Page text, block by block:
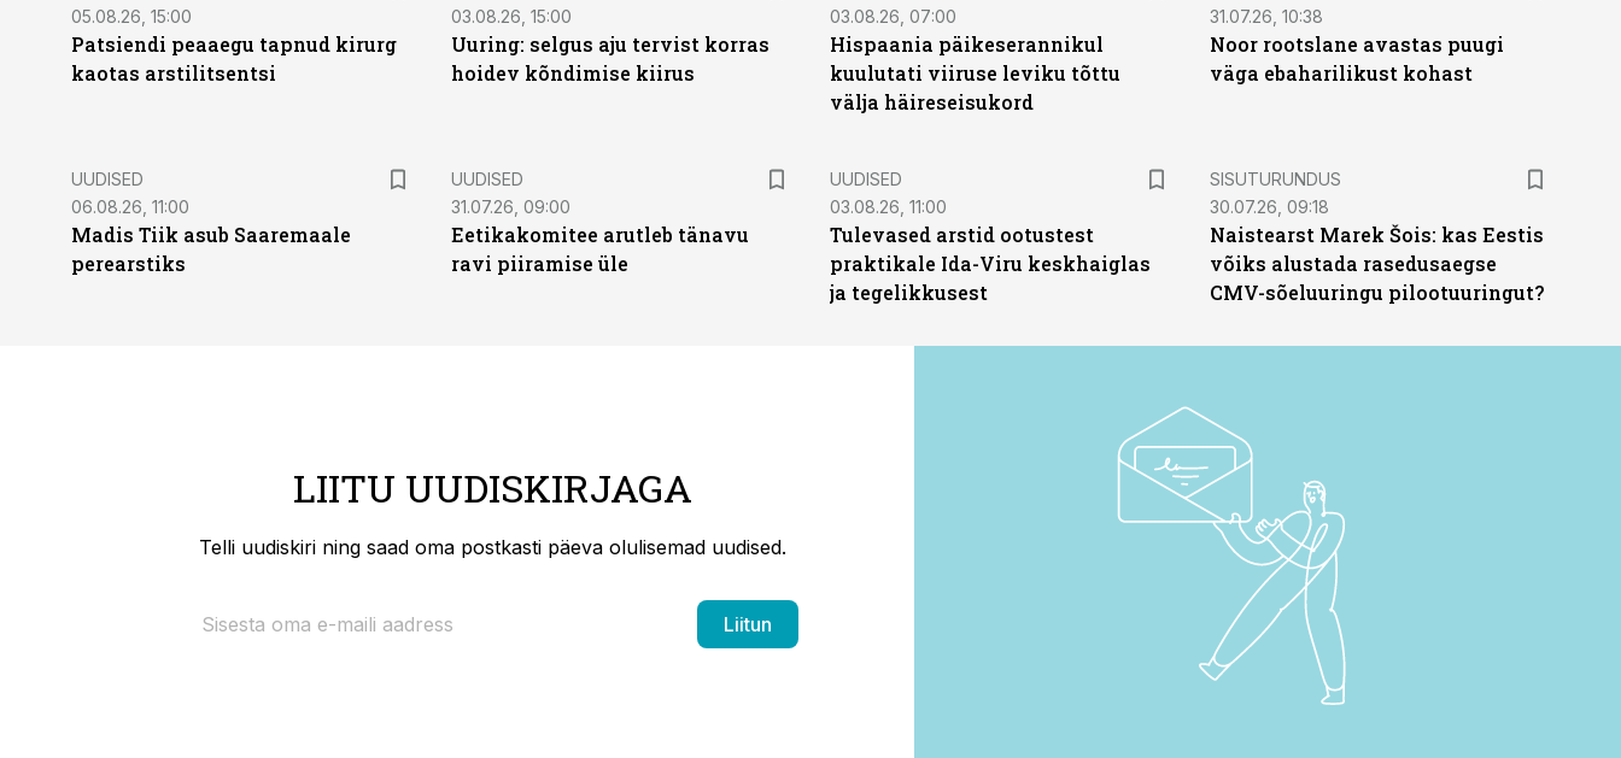
05.08.26, 15:00
Patsiendi peaaegu tapnud kirurg
kaotas arstilitsentsi
03.08.26, 15:00
Uuring: selgus aju tervist korras
hoidev kõndimise kiirus
03.08.26, 07:00
Hispaania päikeserannikul
kuulutati viiruse leviku tõttu
välja häireseisukord
31.07.26, 10:38
Noor rootslane avastas puugi
väga ebaharilikust kohast
UUDISED
06.08.26, 11:00
Madis Tiik asub Saaremaale
perearstiks
UUDISED
31.07.26, 09:00
Eetikakomitee arutleb tänavu
ravi piiramise üle
UUDISED
03.08.26, 11:00
Tulevased arstid ootustest
praktikale Ida-Viru keskhaiglas
ja tegelikkusest
ST
SISUTURUNDUS
30.07.26, 09:18
Naistearst Marek Šois: kas Eestis
võiks alustada rasedusaegse
CMV-sõeluuringu pilootuuringut?
LIITU UUDISKIRJAGA
Telli uudiskiri ning saad oma postkasti päeva olulisemad uudised.
Liitun